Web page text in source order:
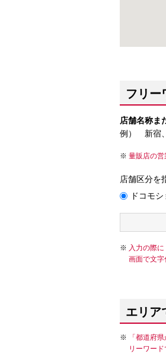
フリー
店舗名称ま
例） 新宿
量販店の営
店舗区分を
ドコモ
入力の際
画面で文字
エリア
「都道府
リーワード